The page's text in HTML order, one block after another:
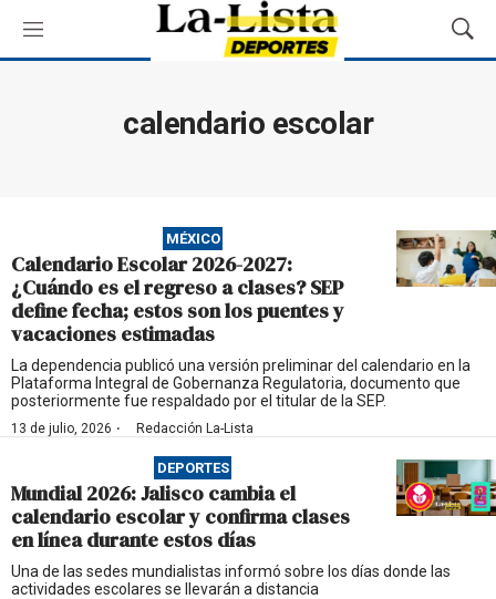
M
e
M
o
ú
s
q
u
a
calendario escolar
MÉXICO
Calendario Escolar 2026-2027:
¿Cuándo es el regreso a clases? SEP
define fecha; estos son los puentes y
vacaciones estimadas
La dependencia publicó una versión preliminar del calendario en la
Plataforma Integral de Gobernanza Regulatoria, documento que
posteriormente fue respaldado por el titular de la SEP.
13 de julio, 2026 · Redacción La-Lista
DEPORTES
Mundial 2026: Jalisco cambia el
calendario escolar y confirma clases
en línea durante estos días
Una de las sedes mundialistas informó sobre los días donde las
actividades escolares se llevarán a distancia